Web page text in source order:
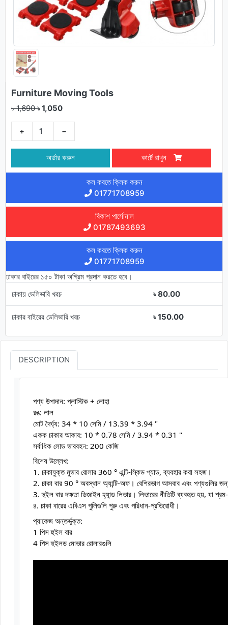
Furniture Moving Tools
৳ 1,690৳ 1,050
+ −
অর্ডার করুন কার্টে রাখুন
কল করতে ক্লিক করুন
01771708959
বিকাশ পার্সোনাল
01787493693
কল করতে ক্লিক করুন
01771708959
ঢাকার বাইরের ১৫০ টাকা অগ্রিম প্রদান করতে হবে।
ঢাকায় ডেলিভারি খরচ
৳ 80.00
ঢাকার বাইরের ডেলিভারি খরচ ৳ 150.00
DESCRIPTION
পণ্য উপাদান: প্লাস্টিক + লোহা
রঙ: লাল
মোট দৈর্ঘ্য: 34 * 10 সেমি / 13.39 * 3.94 "
একক চাকার আকার: 10 * 0.78 সেমি / 3.94 * 0.31 "
সর্বাধিক লোড ভারবহন: 200 কেজি
বিশেষ উল্লেখ:
1. চাকাযুক্ত মুভার রোলার 360 ° এন্টি-স্কিড প্যাড, ব্যবহার করা সহজ।
2. চাকা বার 90 ° অবস্থান অ্যান্টি-অফ। বেশিরভাগ আসবাব এবং পণ্যগুলির
3. হুইল বার দক্ষতা ডিজাইন হ্যান্ড লিভার। লিভারের নীতিটি ব্যবহৃত হয়, যা
৪. চাকা বারের এবিএস পুলিগুলি পুরু এবং পরিধান-প্রতিরোধী।
প্যাকেজ অন্তর্ভুক্ত:
1 পিস হুইল বার
4 পিস হুইলড মোভার রোলারগুলি